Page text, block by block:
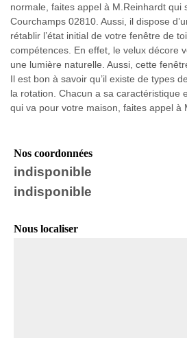
normale, faites appel à M.Reinhardt qui
Courchamps 02810. Aussi, il dispose
rétablir l’état initial de votre fenêtre de
compétences. En effet, le velux décore
une lumière naturelle. Aussi, cette
Il est bon à savoir qu’il existe de types
la rotation. Chacun a sa caractéristique
qui va pour votre maison, faites appel à
Nos coordonnées
indisponible
indisponible
Nous localiser